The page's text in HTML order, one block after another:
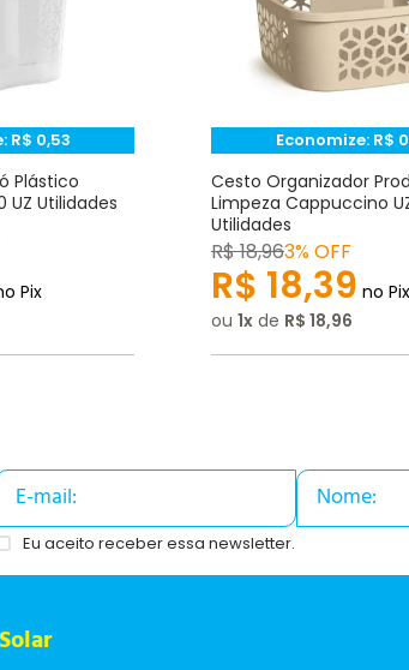
R$ 0,53
Plástico
UZ Utilidades
Pix
Economize: R$
Cesto Organizador
Limpeza Cappuccino
Utilidades
R$18,963% OFF
R$ 18,39 no Pix
ou 1 de R$ 18,96
Eu aceito receber essa newsletter.